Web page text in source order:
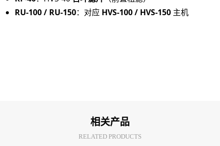
RU-100 / RU-150：对应 HVS-100 / HVS-150 主机
相关产品
RELATED PRODUCTS